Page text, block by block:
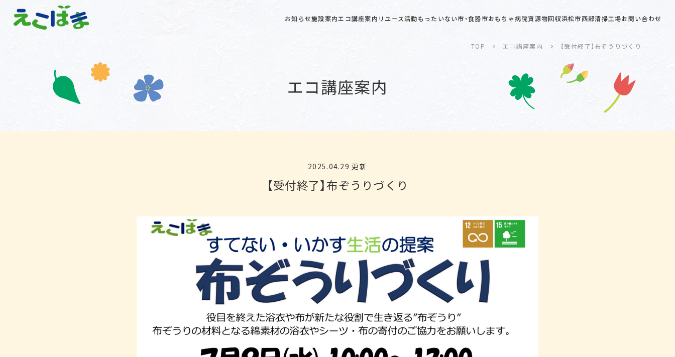
お知らせ施設案内エコ講座案内 リユース活動もったいない市・食器市おもちゃ病院資源物回収浜松市西部清掃工場お問い合わせ
TOP エコ講座案内 【受付終了】布ぞうりづくり
エコ講座案内
2025.04.29 更新
【受付終了】布ぞうりづくり